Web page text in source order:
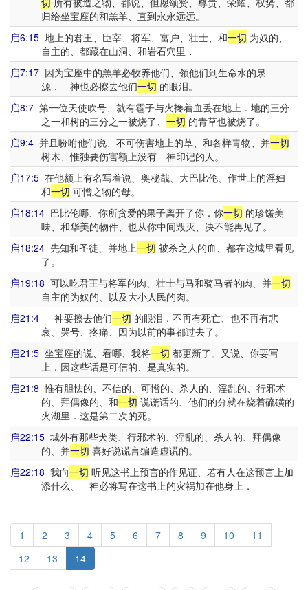
归给坐宝座的和羔羊、直到永永远远。
启6:15 地上的君王、臣宰、将军、富户、壮士、和一切 为奴的、
自主的、都藏在山洞、和岩石穴里．
启7:17 因为宝座中的羔羊必牧养他们、领他们到生命水的泉
源． 神也必擦去他们一切 的眼泪。
启8:7 第一位天使吹号、就有雹子与火搀着血丢在地上．地的三分
之一和树的三分之一被烧了、 一切 的青草也被烧了。
启9:4 并且吩咐他们说、不可伤害地上的草、和各样青物、并一切
树木、惟独要伤害额上没有 神印记的人。
启17:5 在他额上有名写着说、奥秘哉、大巴比伦、作世上的淫妇
和一切 可憎之物的母。
启18:14 巴比伦哪、你所贪爱的果子离开了你．你一切 的珍馐美
味、和华美的物件、也从你中间毁灭、决不能再见了。
启18:24 先知和圣徒、并地上一切 被杀之人的血、都在这城里看见
了。
启19:18 可以吃君王与将军的肉、壮士与马和骑马者的肉、并一切
自主的为奴的、以及大小人民的肉。
启21:4 神要擦去他们一切 的眼泪．不再有死亡、也不再有悲
哀、哭号、疼痛、因为以前的事都过去了。
启21:5 坐宝座的说、看哪、我将一切 都更新了。又说、你要写
上．因这些话是可信的、是真实的。
启21:8 惟有胆怯的、不信的、可憎的、杀人的、淫乱的、行邪术
的、拜偶像的、和一切 说谎话的、他们的分就在烧着硫磺的
火湖里．这是第二次的死。
启22:15 城外有那些犬类、行邪术的、淫乱的、杀人的、拜偶像
的、并一切 喜好说谎言编造虚谎的。
启22:18 我向一切 听见这书上预言的作见证、若有人在这预言上加
添什么、 神必将写在这书上的灾祸加在他身上．
1 2 3 4 5 6 7 8 9 10
11
12
13 14